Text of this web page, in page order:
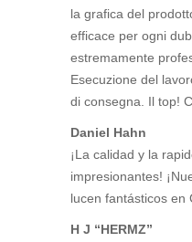
la grafica del
efficace per ogni
estremamente
Esecuzione del
di consegna. Il top!
Daniel Hahn
¡La calidad y la
impresionantes!
lucen fantásticos en
H J “HERMZ”